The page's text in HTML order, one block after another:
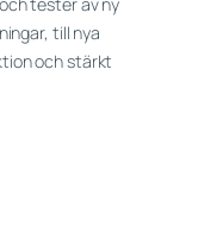
till nya
och stärkt